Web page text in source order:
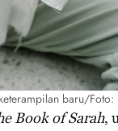
baru/Foto:
Book of Sarah,